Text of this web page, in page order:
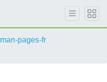
man-pages-fr